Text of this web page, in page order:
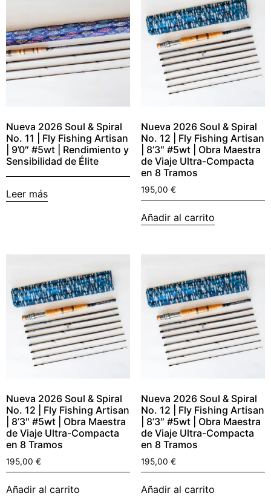
Nueva 2026 Soul & Spiral
No. 11 | Fly Fishing Artisan
| 9’0″ #5wt | Rendimiento y
Sensibilidad de Élite
Leer más
Nueva 2026 Soul & Spiral
No. 12 | Fly Fishing Artisan
| 8’3″ #5wt | Obra Maestra
de Viaje Ultra-Compacta
en 8 Tramos
195,00 €
Añadir al carrito
Nueva 2026 Soul & Spiral
No. 12 | Fly Fishing Artisan
| 8’3″ #5wt | Obra Maestra
de Viaje Ultra-Compacta
en 8 Tramos
195,00 €
Añadir al carrito
Nueva 2026 Soul & Spiral
No. 12 | Fly Fishing Artisan
| 8’3″ #5wt | Obra Maestra
de Viaje Ultra-Compacta
en 8 Tramos
195,00 €
Añadir al carrito